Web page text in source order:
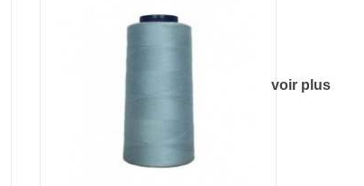
voir plus